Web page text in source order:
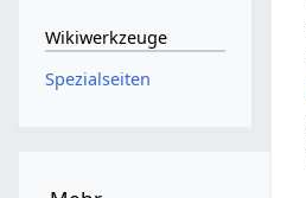
Wikiwerkzeuge
Spezialseiten